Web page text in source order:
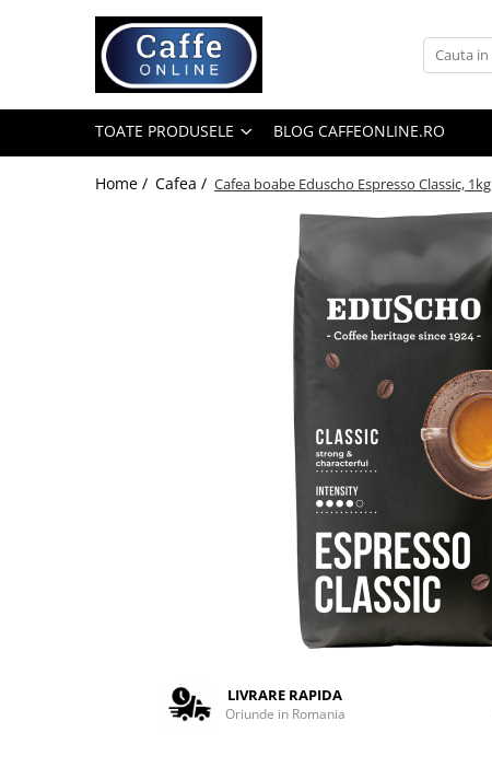
Toate Produsele
Capsule Cafea
TOATE PRODUSELE BLOG CAFFEONLINE.RO
Home / Cafea / Cafea boabe Eduscho Espresso Classic, 1kg
LIVRARE RAPIDA
Oriunde in Romania